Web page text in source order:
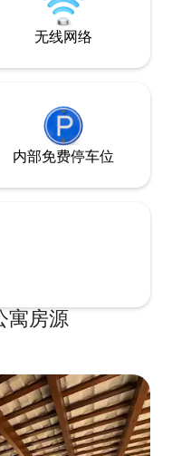
无线网络
内部免费停车位
寓房源